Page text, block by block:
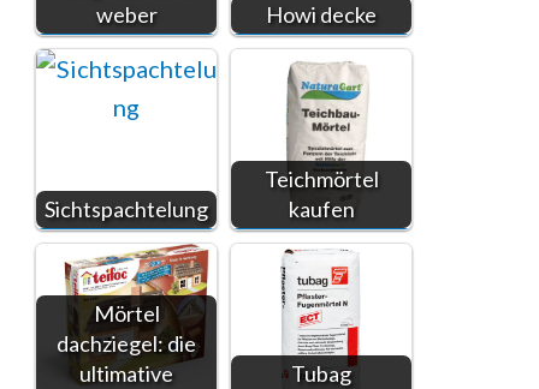
weber
Howi decke
Sichtspachtelung
Teichmörtel
kaufen
Mörtel
dachziegel: die
ultimative
Tubag